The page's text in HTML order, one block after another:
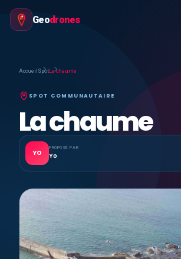
Geodrones
Accueil SpotLa chaume
SPOT COMMUNAUTAIRE
La chaume
YO
PROPOSÉ PAR
Yo